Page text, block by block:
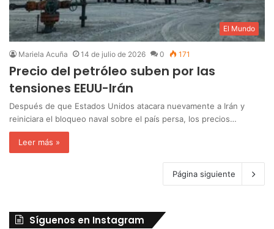
El Mundo
Mariela Acuña 14 de julio de 2026 0 171
Precio del petróleo suben por las
tensiones EEUU-Irán
Después de que Estados Unidos atacara nuevamente a Irán y
reiniciara el bloqueo naval sobre el país persa, los precios…
Leer más »
Página siguiente
Síguenos en Instagram